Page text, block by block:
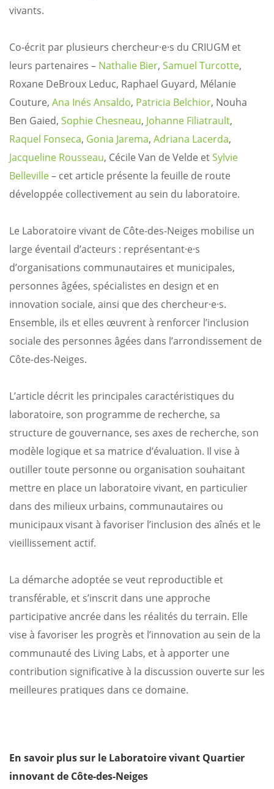
vivants.
Co-écrit par plusieurs chercheur·e·s du CRIUGM et
leurs partenaires – Nathalie Bier, Samuel Turcotte,
Roxane DeBroux Leduc, Raphael Guyard, Mélanie
Couture, Ana Inés Ansaldo, Patricia Belchior, Nouha
Ben Gaied, Sophie Chesneau, Johanne Filiatrault,
Raquel Fonseca, Gonia Jarema, Adriana Lacerda,
Jacqueline Rousseau, Cécile Van de Velde etSylvie
Belleville– cet article présente la feuille de route
développée collectivement au sein du laboratoire.
Le Laboratoire vivant de Côte-des-Neiges mobilise un
large éventail d’acteurs : représentant·e·s
d’organisations communautaires et municipales,
personnes âgées, spécialistes en design et en
innovation sociale, ainsi que des chercheur·e·s.
Ensemble, ils et elles œuvrent à renforcer l’inclusion
sociale des personnes âgées dans l’arrondissement de
Côte-des-Neiges.
L’article décrit les principales caractéristiques du
laboratoire, son programme de recherche, sa
structure de gouvernance, ses axes de recherche, son
modèle logique et sa matrice d’évaluation. Il vise à
outiller toute personne ou organisation souhaitant
mettre en place un laboratoire vivant, en particulier
dans des milieux urbains, communautaires ou
municipaux visant à favoriser l’inclusion des aînés et le
vieillissement actif.
La démarche adoptée se veut reproductible et
transférable, et s’inscrit dans une approche
participative ancrée dans les réalités du terrain. Elle
vise à favoriser les progrès et l’innovation au sein de la
communauté des Living Labs, et à apporter une
contribution significative à la discussion ouverte sur les
meilleures pratiques dans ce domaine.
En savoir plus sur le Laboratoire vivant Quartier
innovantde Côte-des-Neiges